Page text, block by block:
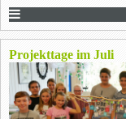
Projekttage im Juli